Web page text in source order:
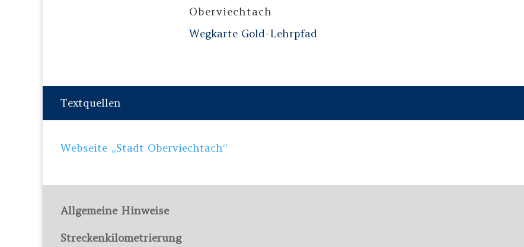
Oberviechtach
Wegkarte Gold-Lehrpfad
Textquellen
Webseite „Stadt Oberviechtach“
Allgemeine Hinweise
Streckenkilometrierung